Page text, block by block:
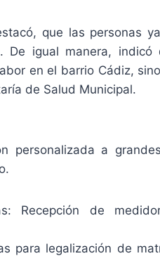
que las personas
De igual manera,
en el barrio Cádiz,
de Salud Municipal.
personalizada a
Recepción de
para legalización de